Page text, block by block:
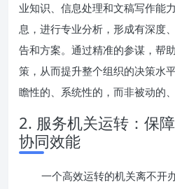
业知识、信息处理和文稿写作能
息，进行专业分析，形成有深度
告和方案。通过精准的参谋，帮
策，从而提升整个组织的决策水
瞻性的、系统性的，而非被动的、
2. 服务机关运转：保
协同效能
一个高效运转的机关离不开